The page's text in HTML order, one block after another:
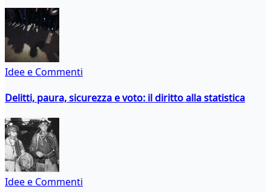
Idee e Commenti
Delitti, paura, sicurezza e voto: il diritto alla statistica
Idee e Commenti